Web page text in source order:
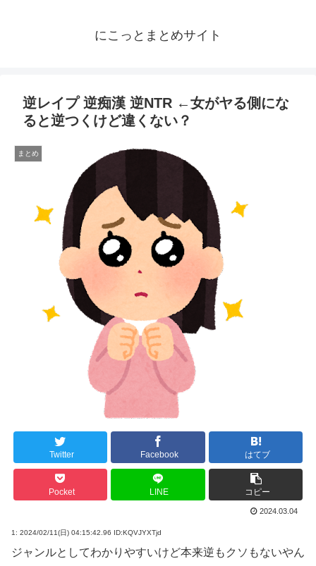
にこっとまとめサイト
逆レイプ 逆痴漢 逆NTR ←女がヤる側にな
ると逆つくけど違くない？
まとめ
Twitter Facebook はてブ
Pocket LINE コピー
2024.03.04
1: 2024/02/11(日) 04:15:42.96 ID:KQVJYXTjd
ジャンルとしてわかりやすいけど本来逆もクソもないやん